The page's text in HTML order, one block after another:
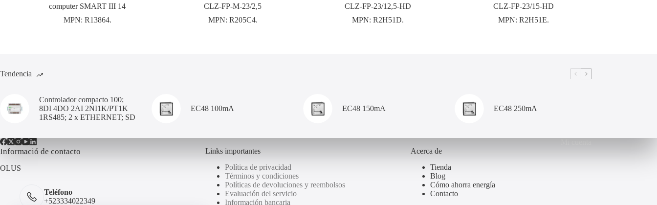
computer SMART III 14
MPN: R13864.
CLZ-FP-M-23/2,5
MPN: R205C4.
CLZ-FP-23/12,5-HD
MPN:R2H51D.
CLZ-FP-23/15-HD
MPN: R2H51E.
Tendencia
Controlador compacto 100;
8DI 4DO 2AI 2NI1K/PT1K
1RS485; 2 x ETHERNET; SD
EC48 100mA EC48 150mA EC48 250mA
Informació de contacto
OLUS
Teléfono
+523334022349
Links importantes
Política de privacidad
Términos y condiciones
Políticas de devoluciones y reembolsos
Evaluación del servicio
Información bancaria
Acerca de
Tienda
Blog
Cómo ahorra energía
Contacto